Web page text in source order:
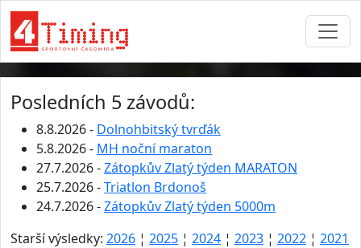
Posledních 5 závodů:
8.8.2026 - Dolnohbitský tvrďák
5.8.2026 - MH noční maraton
27.7.2026 -Zátopkův Zlatý týden MARATON
25.7.2026 -Triatlon Brdonoš
24.7.2026 -Zátopkův Zlatý týden 5000m
Starší výsledky: 2026 ¦ 2025 ¦ 2024 ¦ 2023 ¦ 2022 ¦ 2021